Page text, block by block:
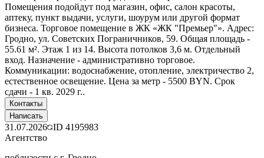
Помещения подойдут под магазин, офис, салон красоты,
аптеку, пункт выдачи, услуги, шоурум или другой формат
бизнеса. Торговое помещение в ЖК «ЖК "Премьер"». Адрес:
Гродно, ул. Советских Пограничников, 59. Общая площадь -
55.61 м². Этаж 1 из 14. Высота потолков 3,6 м. Отдельный
вход. Назначение - административно торговое.
Коммуникации: водоснабжение, отопление, электричество 2,
естественное освещение. Цена за метр - 5500 BYN. Срок
сдачи - 1 кв. 2029 г..
Контакты
Написать
31.07.2026 ID 4195983
Агентство